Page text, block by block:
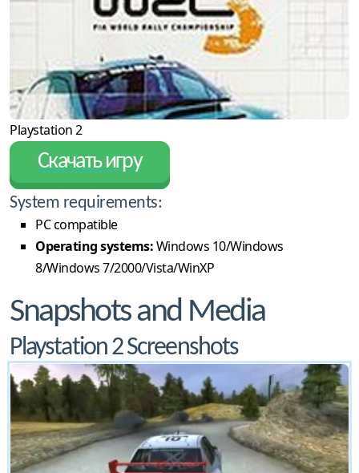
Playstation 2
Скачать игру
System requirements:
PC compatible
Operating systems:Windows 10/Windows
8/Windows 7/2000/Vista/WinXP
Snapshots and Media
Playstation 2 Screenshots